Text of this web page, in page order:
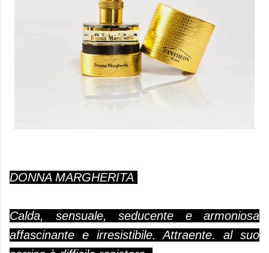
DONNA MARGHERITA
Calda, sensuale, seducente e armoniosa
affascinante e irresistibile. Attraente. al suo